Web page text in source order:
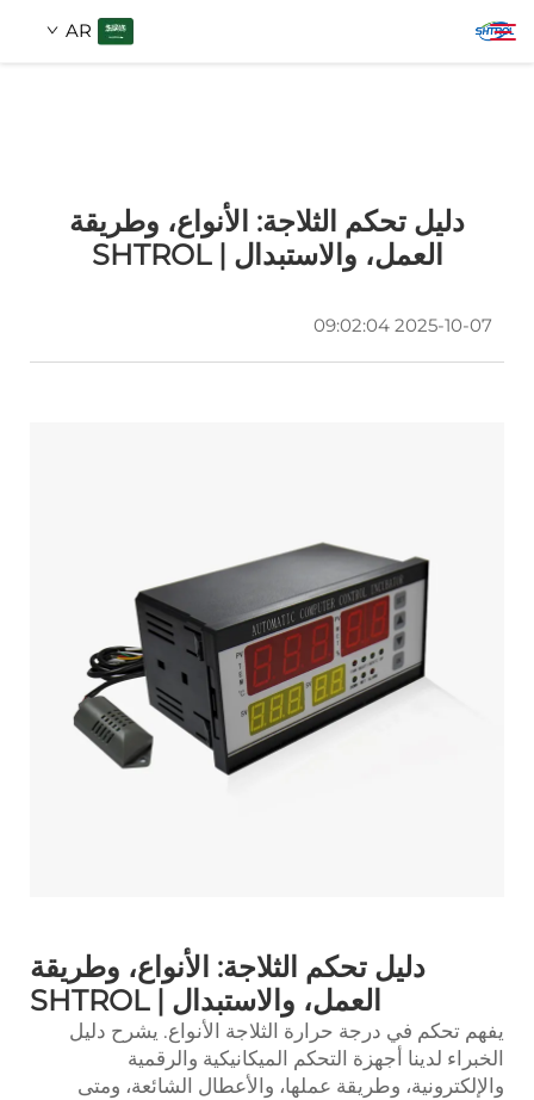
AR
منتجاتدليل تحكم الثلاجة: الأنواع، وطريقة
العمل، والاستبدال | SHTROL
2025-10-07 09:02:04
دليل تحكم الثلاجة: الأنواع، وطريقة
العمل، والاستبدال | SHTROL
يفهم تحكم في درجة حرارة الثلاجة الأنواع. يشرح دليل
الخبراء لدينا أجهزة التحكم الميكانيكية والرقمية
والإلكترونية، وطريقة عملها، والأعطال الشائعة، ومتى